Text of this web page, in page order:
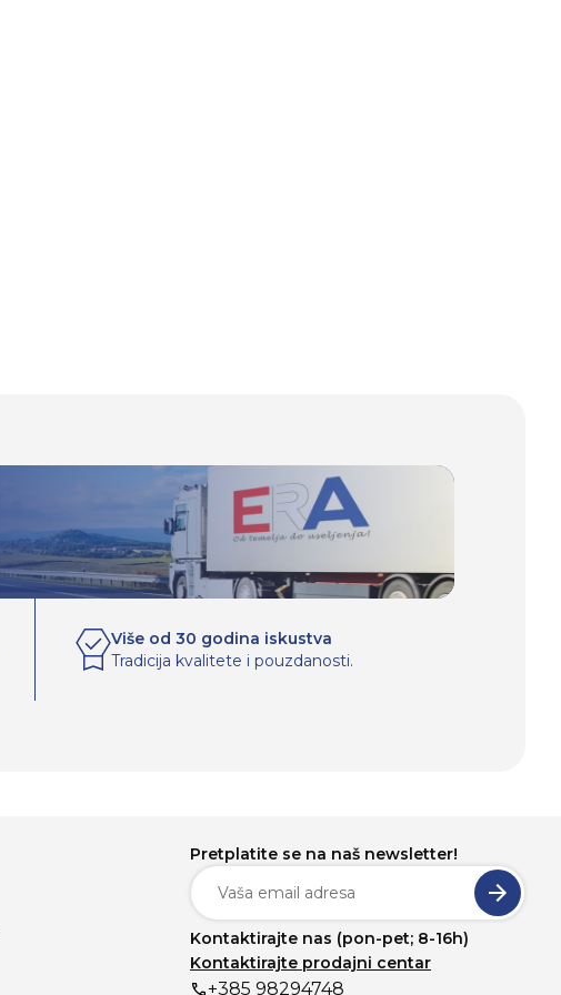
Više od 30 godina iskustva
Tradicija kvalitete i pouzdanosti.
Pretplatite se na naš newsletter!
Kontaktirajte nas (pon-pet; 8-16h)
Kontaktirajte prodajni centar
+385 98294748